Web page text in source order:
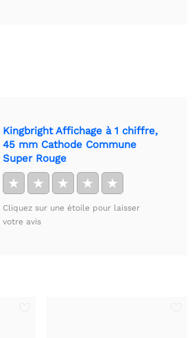
Kingbright Affichage à 1 chiffre,
45 mm Cathode Commune
Super Rouge
★ ★ ★ ★ ★
Cliquez sur une étoile pour laisser
votre avis